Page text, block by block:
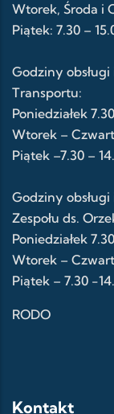
Wtorek, Środa i
Piątek: 7.30 –
Godziny
Transportu:
Poniedziałek
Wtorek –
Piątek –7.30 –
Godziny
Zespołu ds.
Poniedziałek
Wtorek –
Piątek – 7.30 -
RODO
Kontakt